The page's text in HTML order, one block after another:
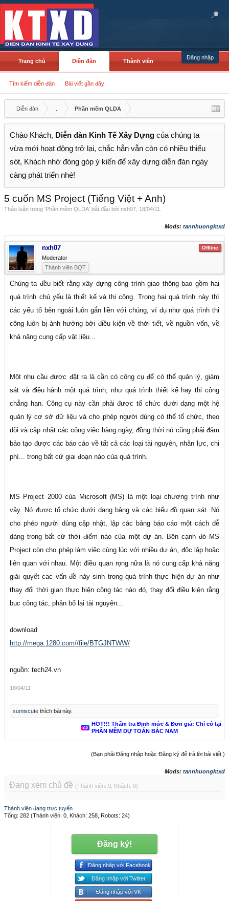
Đăng nhập
Trang chủ Diễn đàn
Tìm kiếm diễn đàn Bài viết gần đây
Thành viên
Diễn đàn Phần mềm QLDA
Chào Khách, Diễn đàn Kinh Tế Xây Dựng của chúng ta
vừa mới hoạt động trở lại, chắc hẳn vẫn còn có nhiều thiếu
sót, Khách nhớ đóng góp ý kiến để xây dựng diễn đàn ngày
càng phát triển nhé!
5 cuốn MS Project (Tiếng Việt + Anh)
Thảo luận trong 'Phần mềm QLDA' bắt đầu bởi nxh07 18/04/11
Mods: tannhuongktxd
Offline
nxh07
Moderator
Thành viên BQT
Chúng ta đều biết rằng xây dựng công trình giao thông bao gồm hai
quá trình chủ yếu là thiết kế và thi công. Trong hai quá trình này thì
các yếu tố bên ngoài luôn gắn liền với chúng, ví dụ như quá trình thi
công luôn bị ảnh hưởng bởi điều kiện về thời tiết, về nguồn vốn, về
khả năng cung cấp vật liệu...
Một nhu cầu được đặt ra là cần có công cụ để có thể quản lý, giám
sát và điều hành một quá trình, như quá trình thiết kế hay thi công
chẳng hạn. Công cụ này cần phải được tổ chức dưới dạng một hệ
quản lý cơ sở dữ liệu và cho phép người dùng có thể tổ chức, theo
dõi và cập nhật các công việc hàng ngày, đồng thời nó cũng phải đảm
bảo tạo được các báo cáo về tất cả các loại tài nguyên, nhân lực, chi
phí... trong bất cứ giai đoạn nào của quá trình.
MS Project 2000 của Microsoft (MS) là một loại chương trình như
vậy. Nó được tổ chức dưới dạng bảng và các biểu đồ quan sát. Nó
cho phép người dùng cập nhật, lập các bảng báo cáo một cách dễ
dàng trong bất cứ thời điểm nào của một dự án. Bên cạnh đó MS
Project còn cho phép làm việc cùng lúc với nhiều dự án, độc lập hoặc
liên quan với nhau. Một điều quan rọng nữa là nó cung cấp khả năng
giải quyết cac vấn đề nảy sinh trong quá trình thực hiện dự án như
thay đổi thời gian thực hiện công tác nào đó, thay đổi điều kiện rằng
bục công tác, phân bố lại tài nguyên...
download
http://mega.1280.com//file/BTGJNTWW/
nguồn: tech24.vn
18/04/11
sumiscute thích bài này.
HOT!!! Thẩm tra Định mức & Đơn giá: Chỉ có tại
PHẦN MỀM DỰ TOÁN BẮC NAM
(Bạn phải Đăng nhập hoặc Đăng ký để trả lời bài viết.)
Mods: tannhuongktxd
Đang xem chủ đề (Thành viên: 0, Khách: 0)
Thành viên đang trực tuyến
Tổng: 282 (Thành viên: 0, Khách: 258, Robots: 24)
Đăng ký!
Đăng nhập với Facebook
Đăng nhập với Twitter
Đăng nhập với VK